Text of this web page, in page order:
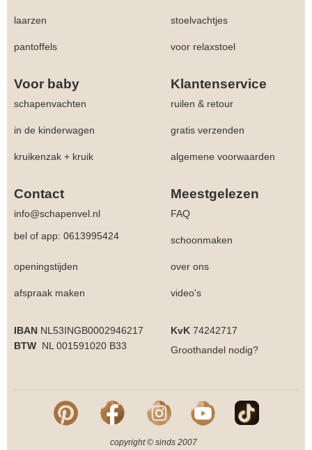
laarzen stoelvachtjes
pantoffels voor relaxstoel
Voor baby Klantenservice
schapenvachten ruilen & retour
in de kinderwagen gratis verzenden
kruikenzak + kruik algemene voorwaarden
Contact Meestgelezen
info@schapenvel.nl
FAQ
bel of app: 0613995424
schoonmaken
openingstijden over ons
afspraak maken video's
IBAN NL53INGB0002946217 KvK 74242717
BTW NL 001591020 B33 Groothandel nodig?
copyright © sinds 2007